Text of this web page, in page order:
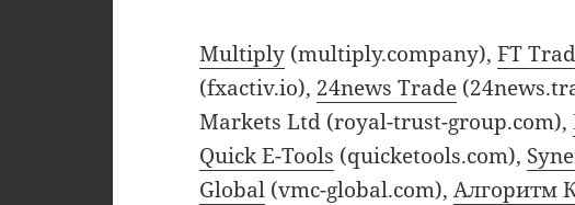
Multiply (multiply.company),FT
(fxactiv.io), 24news Trade
Markets Ltd (royal-trust-group.com),
Quick E-Tools (quicketools.com),
Global (vmc-global.com),Алгоритм